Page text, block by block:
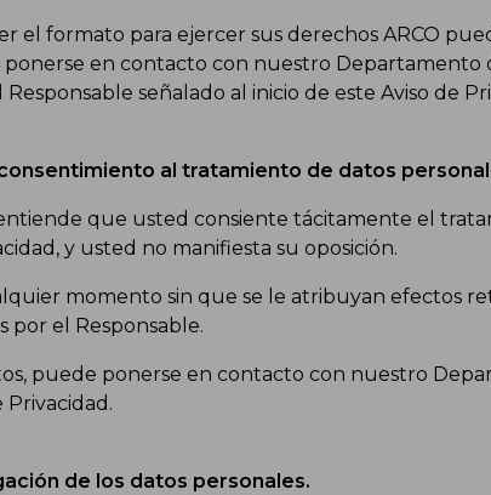
el formato para ejercer sus derechos ARCO
ponerse en contacto con nuestro Departamento
señalado al inicio de este Aviso de
al tratamiento de datos
que usted consiente tácitamente el
y usted no manifiesta su oposición.
momento sin que se le atribuyan efectos
por el Responsable.
puede ponerse en contacto con nuestro
Privacidad.
de los datos personales.